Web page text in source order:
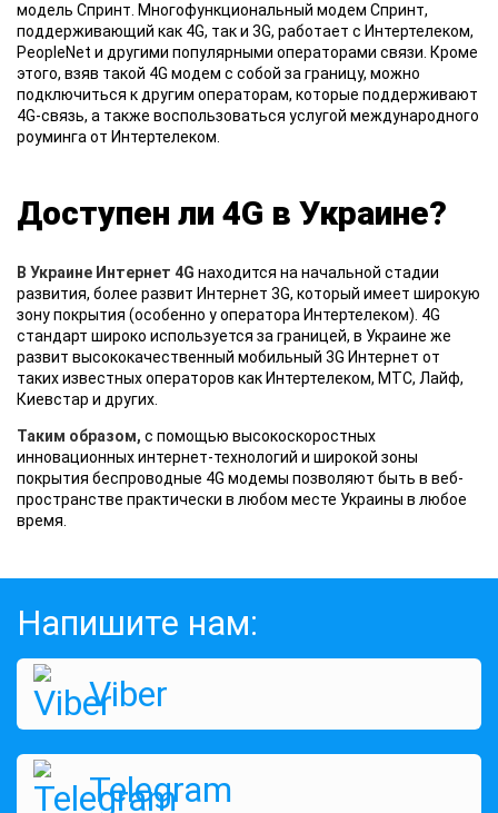
модель Спринт. Многофункциональный модем Спринт,
поддерживающий как 4G, так и 3G, работает с Интертелеком,
PeopleNet и другими популярными операторами связи. Кроме
этого, взяв такой 4G модем с собой за границу, можно
подключиться к другим операторам, которые поддерживают
4G-связь, а также воспользоваться услугой международного
роуминга от Интертелеком.
Доступен ли 4G в Украине?
В Украине Интернет 4G находится на начальной стадии
развития, более развит Интернет 3G, который имеет широкую
зону покрытия (особенно у оператора Интертелеком). 4G
стандарт широко используется за границей, в Украине же
развит высококачественный мобильный 3G Интернет от
таких известных операторов как Интертелеком, МТС, Лайф,
Киевстар и других.
Таким образом, с помощью высокоскоростных
инновационных интернет-технологий и широкой зоны
покрытия беспроводные 4G модемы позволяют быть в веб-
пространстве практически в любом месте Украины в любое
время.
Напишите нам:
Viber
Telegram